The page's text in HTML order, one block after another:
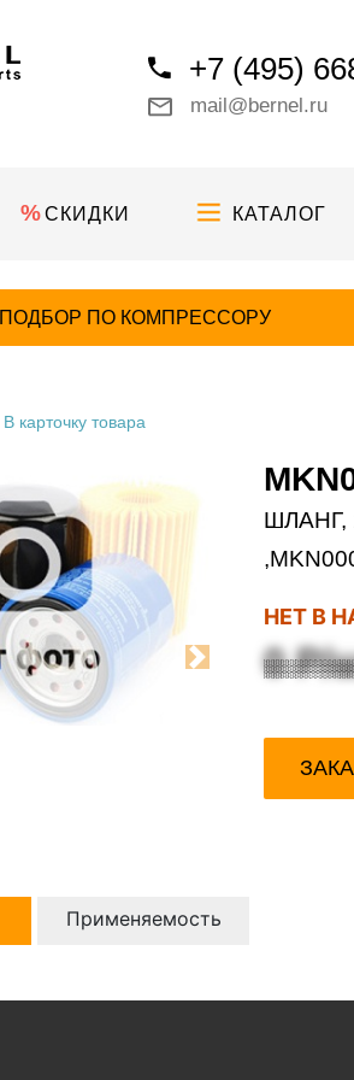
+7 (495)
mail@bernel.ru
СКИДКИ КАТАЛОГ
ПОДБОР ПО КОМПРЕССОРУ
В карточку товара
Next
ШЛАНГ,
НЕТ В
0 Р/
Применяемость